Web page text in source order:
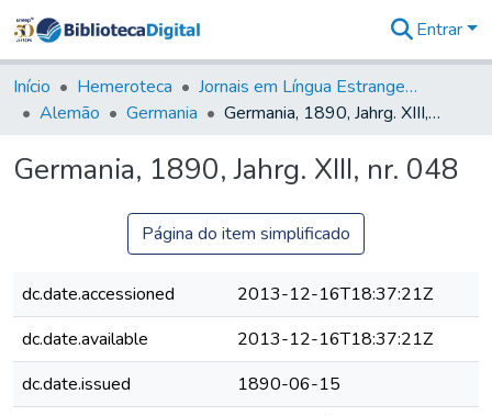
&
Coleções
Tudo na
Digital
Entrar
Início Hemeroteca
Jornais em Língua Estrangeira
Alemão
Germania Germania, 1890, Jahrg. XIII, nr. 048
Germania, 1890, Jahrg. XIII, nr. 048
Página do item simplificado
dc.date.accessioned
2013-12-16T18:37:21Z
dc.date.available
2013-12-16T18:37:21Z
dc.date.issued
1890-06-15